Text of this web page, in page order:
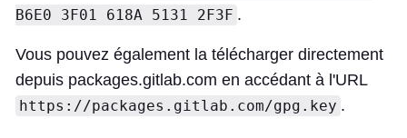
B6E0 3F01 618A 5131 2F3F .
Vous pouvez également la télécharger directement
depuis packages.gitlab.com en accédant à l'URL
https://packages.gitlab.com/gpg.key .